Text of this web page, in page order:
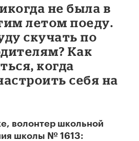
не была в
летом поеду.
скучать по
Как
когда
себя на
волонтер школьной
школы № 1613: